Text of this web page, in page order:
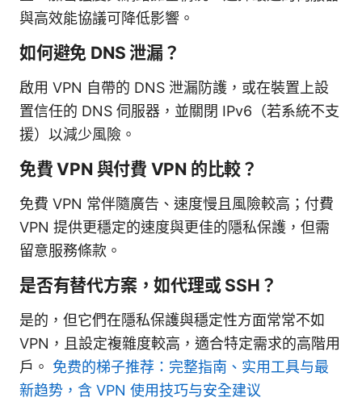
與高效能協議可降低影響。
如何避免 DNS 泄漏？
啟用 VPN 自帶的 DNS 泄漏防護，或在裝置上設
置信任的 DNS 伺服器，並關閉 IPv6（若系統不支
援）以減少風險。
免費 VPN 與付費 VPN 的比較？
免費 VPN 常伴隨廣告、速度慢且風險較高；付費
VPN 提供更穩定的速度與更佳的隱私保護，但需
留意服務條款。
是否有替代方案，如代理或 SSH？
是的，但它們在隱私保護與穩定性方面常常不如
VPN，且設定複雜度較高，適合特定需求的高階用
戶。 免费的梯子推荐：完整指南、实用工具与最
新趋势，含 VPN 使用技巧与安全建议